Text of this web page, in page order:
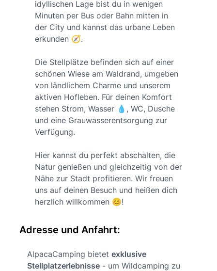
idyllischen Lage bist du in wenigen
Minuten per Bus oder Bahn mitten in
der City und kannst das urbane Leben
erkunden 🧭.
Die Stellplätze befinden sich auf einer
schönen Wiese am Waldrand, umgeben
von ländlichem Charme und unserem
aktiven Hofleben. Für deinen Komfort
stehen Strom, Wasser 💧, WC, Dusche
und eine Grauwasserentsorgung zur
Verfügung.
Hier kannst du perfekt abschalten, die
Natur genießen und gleichzeitig von der
Nähe zur Stadt profitieren. Wir freuen
uns auf deinen Besuch und heißen dich
herzlich willkommen 😊!
Adresse und Anfahrt:
AlpacaCamping bietet exklusive
Stellplatzerlebnisse - um Wildcamping zu